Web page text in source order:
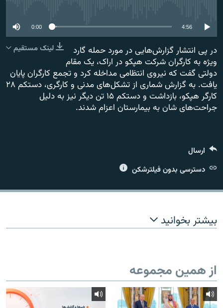
زبان‌های دیگر
0:00 4:56
لینک مستقیم
در پی انتشار گزارش‌هایی در مورد حمله گارد
ویژه به کارگران شرکت هپکو در اراک،‌ یک مقام
دولتی گفت که نیروی انتظامی مداخله کرد و تجمع کارگران پایان
یافت. به گزارش شماری از تشکل‌های مدنی و کارگری، دستکم ۲۸
کارگر هپکو، بازداشت و دستکم ۱۵ تن دیگر نیز به دلیل
جراحت‌های شان به بیمارستان اعزام شدند.
ارسال
دسترسی بدون فیلترشکن
بیشتر بخوانید
از همین مجموعه